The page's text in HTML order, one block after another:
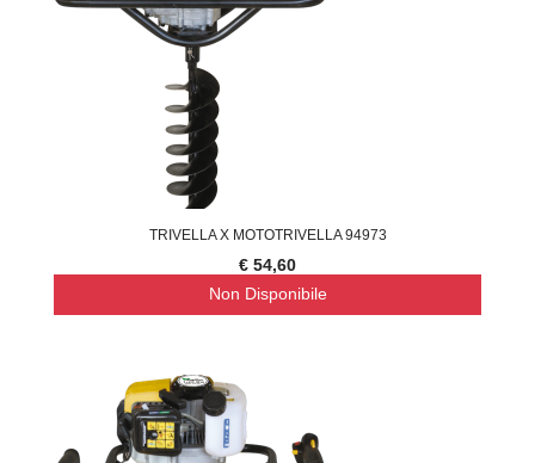
TRIVELLA X MOTOTRIVELLA 94973
€ 54,60
Non Disponibile